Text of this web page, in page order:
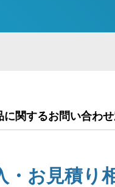
関するお問い合わせ
お見積り